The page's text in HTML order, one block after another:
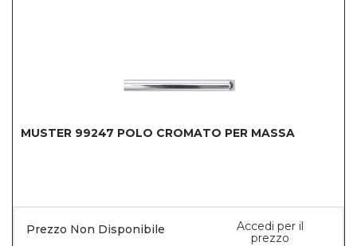
MUSTER 99247 POLO CROMATO PER MASSA
Prezzo Non Disponibile
Accedi per il
prezzo